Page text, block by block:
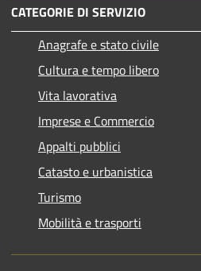
CATEGORIE DI SERVIZIO
Anagrafe e stato civile
Cultura e tempo libero
Vita lavorativa
Imprese e Commercio
Appalti pubblici
Catasto e urbanistica
Turismo
Mobilità e trasporti